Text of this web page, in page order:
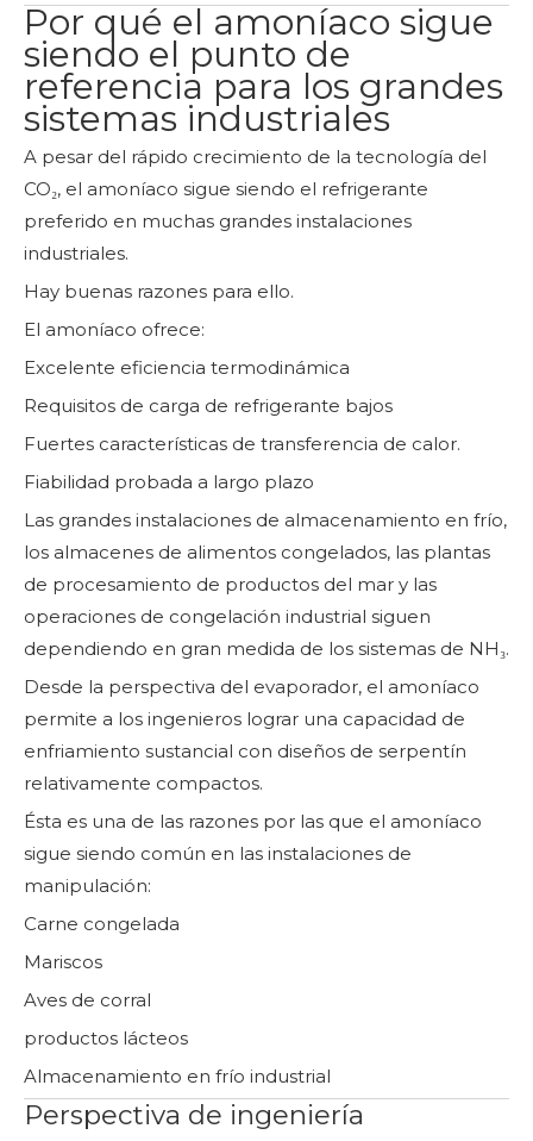
Por qué el amoníaco sigue
siendo el punto de
referencia para los grandes
sistemas industriales
A pesar del rápido crecimiento de la tecnología del
CO₂, el amoníaco sigue siendo el refrigerante
preferido en muchas grandes instalaciones
industriales.
Hay buenas razones para ello.
El amoníaco ofrece:
Excelente eficiencia termodinámica
Requisitos de carga de refrigerante bajos
Fuertes características de transferencia de calor.
Fiabilidad probada a largo plazo
Las grandes instalaciones de almacenamiento en frío,
los almacenes de alimentos congelados, las plantas
de procesamiento de productos del mar y las
operaciones de congelación industrial siguen
dependiendo en gran medida de los sistemas de NH₃.
Desde la perspectiva del evaporador, el amoníaco
permite a los ingenieros lograr una capacidad de
enfriamiento sustancial con diseños de serpentín
relativamente compactos.
Ésta es una de las razones por las que el amoníaco
sigue siendo común en las instalaciones de
manipulación:
Carne congelada
Mariscos
Aves de corral
productos lácteos
Almacenamiento en frío industrial
Perspectiva de ingeniería